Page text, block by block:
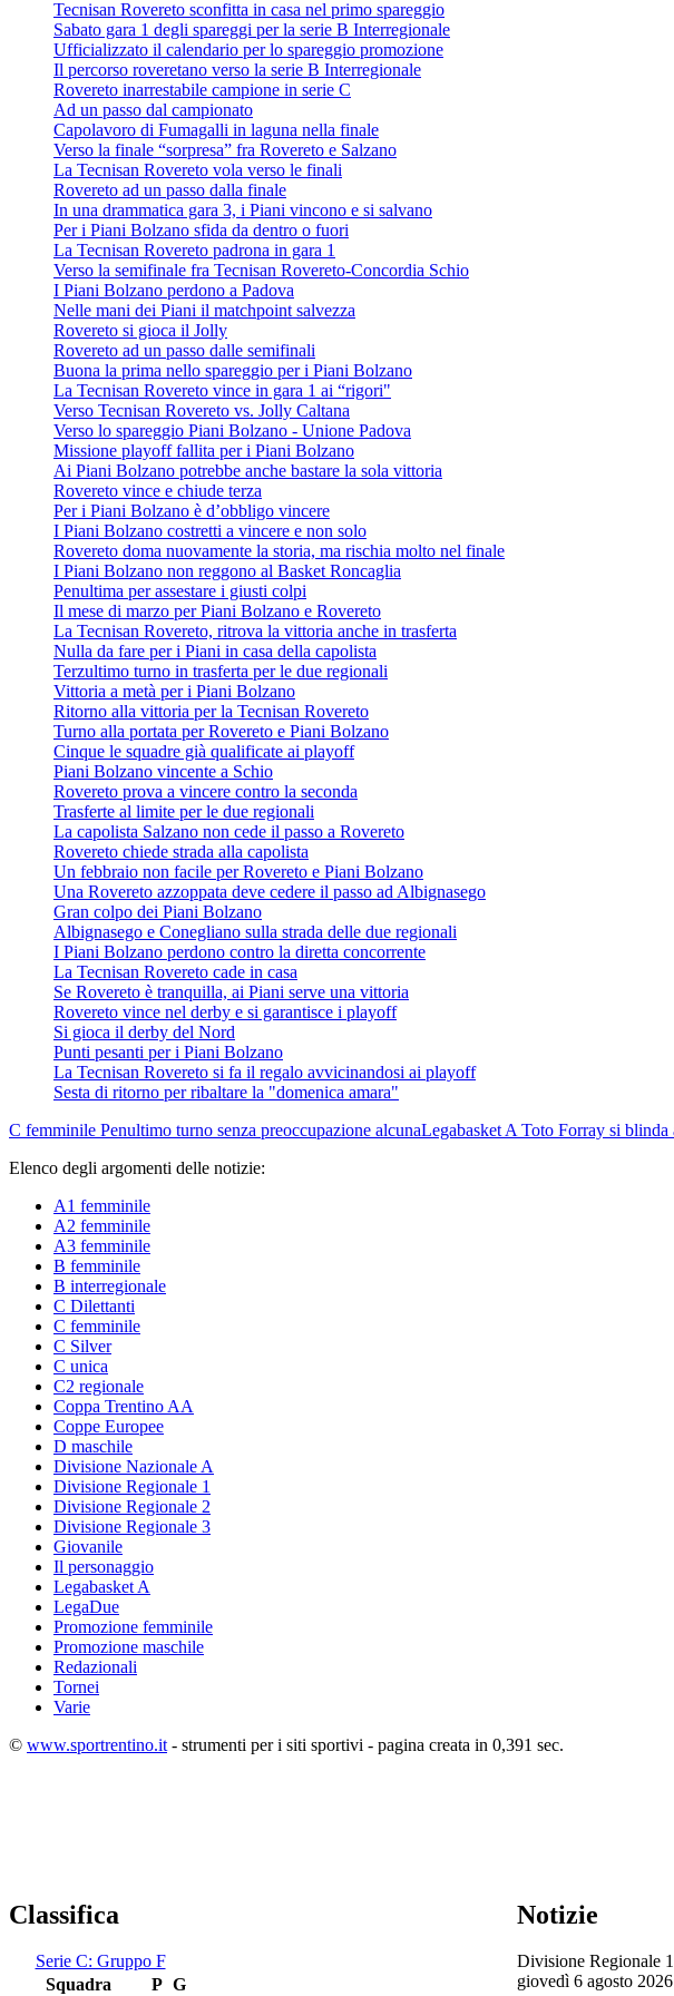
Tecnisan Rovereto sconfitta in casa nel primo spareggio
Sabato gara 1 degli spareggi per la serie B Interregionale
Ufficializzato il calendario per lo spareggio promozione
Il percorso roveretano verso la serie B Interregionale
Rovereto inarrestabile campione in serie C
Ad un passo dal campionato
Capolavoro di Fumagalli in laguna nella finale
Verso la finale “sorpresa” fra Rovereto e Salzano
La Tecnisan Rovereto vola verso le finali
Rovereto ad un passo dalla finale
In una drammatica gara 3, i Piani vincono e si salvano
Per i Piani Bolzano sfida da dentro o fuori
La Tecnisan Rovereto padrona in gara 1
Verso la semifinale fra Tecnisan Rovereto-Concordia Schio
I Piani Bolzano perdono a Padova
Nelle mani dei Piani il matchpoint salvezza
Rovereto si gioca il Jolly
Rovereto ad un passo dalle semifinali
Buona la prima nello spareggio per i Piani Bolzano
La Tecnisan Rovereto vince in gara 1 ai “rigori"
Verso Tecnisan Rovereto vs. Jolly Caltana
Verso lo spareggio Piani Bolzano - Unione Padova
Missione playoff fallita per i Piani Bolzano
Ai Piani Bolzano potrebbe anche bastare la sola vittoria
Rovereto vince e chiude terza
Per i Piani Bolzano è d’obbligo vincere
I Piani Bolzano costretti a vincere e non solo
Rovereto doma nuovamente la storia, ma rischia molto nel finale
I Piani Bolzano non reggono al Basket Roncaglia
Penultima per assestare i giusti colpi
Il mese di marzo per Piani Bolzano e Rovereto
La Tecnisan Rovereto, ritrova la vittoria anche in trasferta
Nulla da fare per i Piani in casa della capolista
Terzultimo turno in trasferta per le due regionali
Vittoria a metà per i Piani Bolzano
Ritorno alla vittoria per la Tecnisan Rovereto
Turno alla portata per Rovereto e Piani Bolzano
Cinque le squadre già qualificate ai playoff
Piani Bolzano vincente a Schio
Rovereto prova a vincere contro la seconda
Trasferte al limite per le due regionali
La capolista Salzano non cede il passo a Rovereto
Rovereto chiede strada alla capolista
Un febbraio non facile per Rovereto e Piani Bolzano
Una Rovereto azzoppata deve cedere il passo ad Albignasego
Gran colpo dei Piani Bolzano
Albignasego e Conegliano sulla strada delle due regionali
I Piani Bolzano perdono contro la diretta concorrente
La Tecnisan Rovereto cade in casa
Se Rovereto è tranquilla, ai Piani serve una vittoria
Rovereto vince nel derby e si garantisce i playoff
Si gioca il derby del Nord
Punti pesanti per i Piani Bolzano
La Tecnisan Rovereto si fa il regalo avvicinandosi ai playoff
Sesta di ritorno per ribaltare la "domenica amara"
C femminile Penultimo turno senza preoccupazione alcunaLegabasket A Toto Forray si
Elenco degli argomenti delle notizie:
A1 femminile
A2 femminile
A3 femminile
B femminile
B interregionale
C Dilettanti
C femminile
C Silver
C unica
C2 regionale
Coppa Trentino AA
Coppe Europee
D maschile
Divisione Nazionale A
Divisione Regionale 1
Divisione Regionale 2
Divisione Regionale 3
Giovanile
Il personaggio
Legabasket A
LegaDue
Promozione femminile
Promozione maschile
Redazionali
Tornei
Varie
© www.sportrentino.it - strumenti per i siti sportivi - pagina creata in 0,391 sec.
Classifica
Serie C: Gruppo F
Squadra
P G
Notizie
Divisione Regionale 1
giovedì 6 agosto 2026